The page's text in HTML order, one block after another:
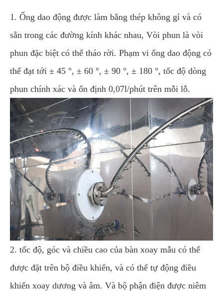
1. Ống dao động được làm bằng thép không gỉ và có
sẵn trong các đường kính khác nhau, Vòi phun là vòi
phun đặc biệt có thể tháo rời. Phạm vi ống dao động có
thể đạt tới ± 45 °, ± 60 °, ± 90 °, ± 180 °, tốc độ dòng
phun chính xác và ổn định 0,07l/phút trên mỗi lỗ.
2. tốc độ, góc và chiều cao của bàn xoay mẫu có thể
được đặt trên bộ điều khiển, và có thể tự động điều
khiển xoay dương và âm. Và bộ phận điện được niêm